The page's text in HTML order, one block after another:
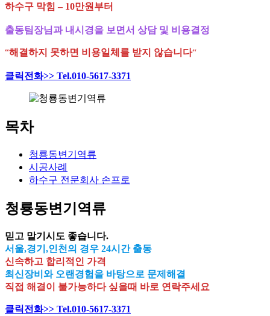
하수구 막힘 – 10만원부터
출동팀장님과 내시경을 보면서 상담 및 비용결정
“해결하지 못하면 비용일체를 받지 않습니다“
클릭전화>> Tel.010-5617-3371
목차
청룡동변기역류
시공사례
하수구 전문회사 손프로
청룡동변기역류
믿고 맡기시도 좋습니다.
서울,경기,인천의 경우 24시간 출동
신속하고 합리적인 가격
최신장비와 오랜경험을 바탕으로 문제해결
직접 해결이 불가능하다 싶을때 바로 연락주세요
클릭전화>> Tel.010-5617-3371